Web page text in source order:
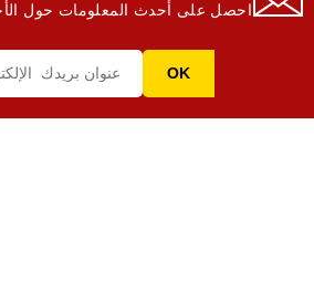
احصل على أحدث المعلومات حول